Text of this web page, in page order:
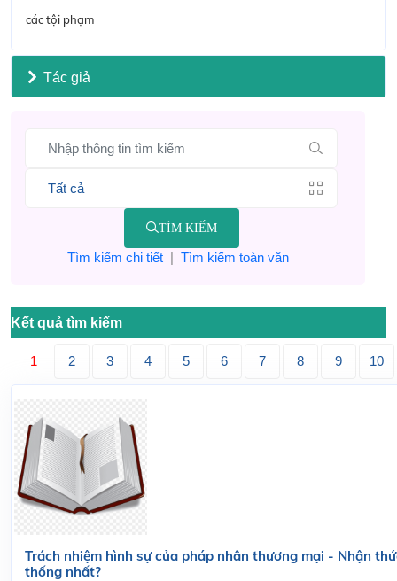
các tội phạm
Tác giả
TÌM KIẾM
Tìm kiếm chi tiết| Tìm kiếm toàn văn
Kết quả tìm kiếm
1 2 3 4 5 6 7 8 9 10
Trách nhiệm hình sự của pháp nhân thương mại - Nhận
thống nhất?